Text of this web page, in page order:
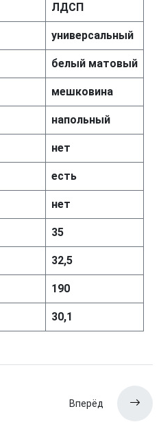
ЛДСП
универсальный
белый матовый
мешковина
напольный
нет
есть
нет
35
32,5
190
30,1
Вперёд